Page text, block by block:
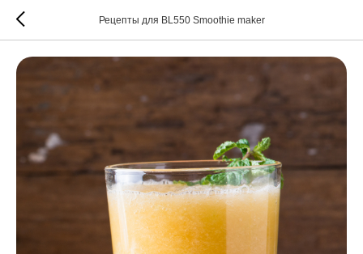
Рецепты для BL550 Smoothie maker